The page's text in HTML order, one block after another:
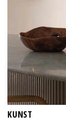
KUNST